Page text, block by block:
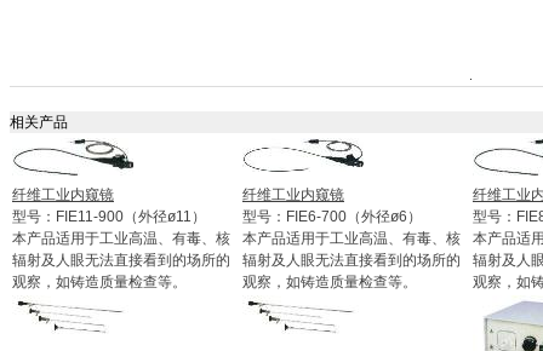
相关产品
纤维工业内窥镜
型号：FIE11-900（外径ø11）
本产品适用于工业高温、有毒、核
辐射及人眼无法直接看到的场所的
观察，如铸造质量检查等。
纤维工业内窥镜
型号：FIE6-700（外径ø6）
本产品适用于工业高温、有毒、核
辐射及人眼无法直接看到的场所的
观察，如铸造质量检查等。
纤维工业
型号：
本产品适
辐射及人
观察，如